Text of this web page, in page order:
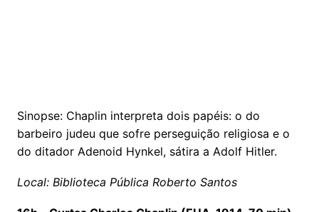
Sinopse: Chaplin interpreta dois papéis: o do
barbeiro judeu que sofre perseguição religiosa e o
do ditador Adenoid Hynkel, sátira a Adolf Hitler.
Local: Biblioteca Pública Roberto Santos